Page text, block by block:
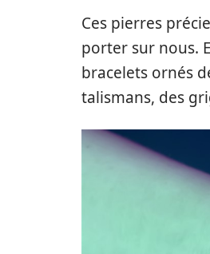
Ces pierres
porter sur nous.
bracelets ornés
talismans, des